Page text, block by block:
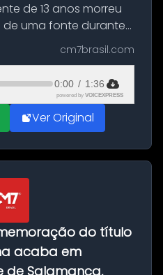
de 13 anos morreu
uma fonte durante
título da Copa do
Espanha, em
de Salamanca,
cm7brasil.com
0:00 / 1:36
powered by VOICEXPRESS
Ver Original
do título
acaba em
Salamanca,